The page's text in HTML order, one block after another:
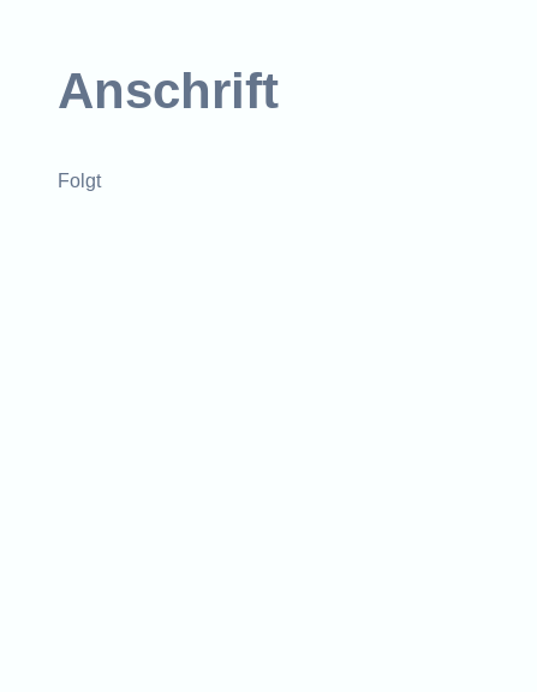
Anschrift
Folgt